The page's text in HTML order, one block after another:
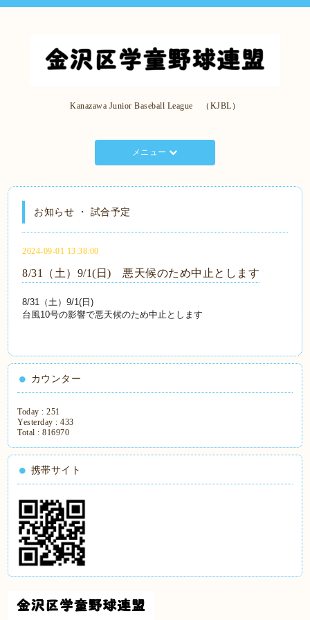
Kanazawa Junior Baseball League （KJBL）
メニュー
お知らせ ・ 試合予定
2024-09-01 13:38:00
8/31（土）9/1(日) 悪天候のため中止とします
8/31（土）9/1(日)
台風10号の影響で悪天候のため中止とします
カウンター
Today :251
Yesterday :433
Total :816970
携帯サイト